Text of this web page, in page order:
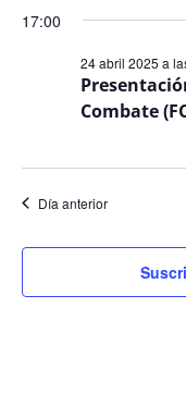
17:00
Combate
24 abril 2025 a
Día anterior